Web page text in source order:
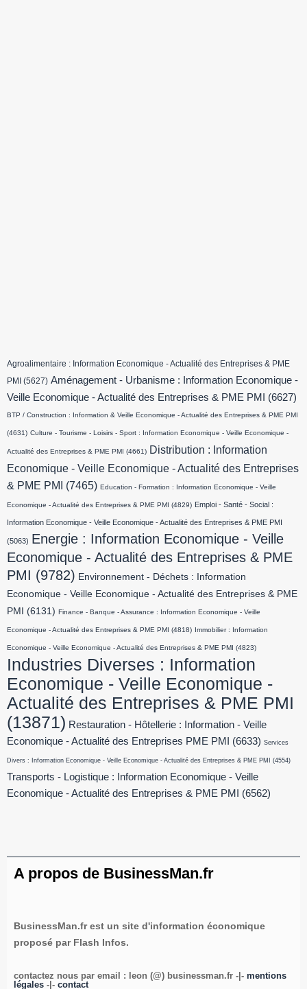
Agroalimentaire : Information Economique - Actualité des Entreprises & PME
PMI (5627) Aménagement - Urbanisme : Information Economique -
Veille Economique - Actualité des Entreprises & PME PMI
(6627)
BTP / Construction : Information & Veille Economique - Actualité des Entreprises & PME PMI
(4631) Culture - Tourisme - Loisirs - Sport : Information Economique - Veille Economique -
Actualité des Entreprises & PME PMI (4661) Distribution : Information
Economique - Veille Economique - Actualité des Entreprises
& PME PMI
(7465) Education - Formation : Information Economique - Veille
Economique - Actualité des Entreprises & PME PMI (4829) Emploi - Santé - Social :
Information Economique - Veille Economique - Actualité des Entreprises & PME PMI
(5063) Energie : Information Economique - Veille
Economique - Actualité des Entreprises & PME
PMI (9782) Environnement - Déchets : Information
Economique - Veille Economique - Actualité des Entreprises & PME
PMI
(6131) Finance - Banque - Assurance : Information Economique - Veille
Economique - Actualité des Entreprises & PME PMI (4818) Immobilier : Information
Economique - Veille Economique - Actualité des Entreprises & PME PMI (4823)
Industries Diverses : Information
Economique - Veille Economique -
Actualité des Entreprises & PME PMI
(13871) Restauration - Hôtellerie : Information - Veille
Economique - Actualité des Entreprises PME PMI
(6633) Services
Divers : Information Economique - Veille Economique - Actualité des Entreprises & PME PMI (4554)
Transports - Logistique : Information Economique - Veille
Economique - Actualité des Entreprises & PME PMI
(6562)
A propos de BusinessMan.fr
BusinessMan.fr est un site d'information économique
proposé par Flash Infos.
contactez nous par email : leon (@) businessman.fr -|- mentions
légales -|- contact